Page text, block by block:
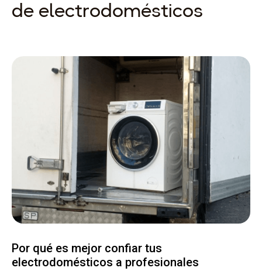
de electrodomésticos
Por qué es mejor confiar tus
electrodomésticos a profesionales